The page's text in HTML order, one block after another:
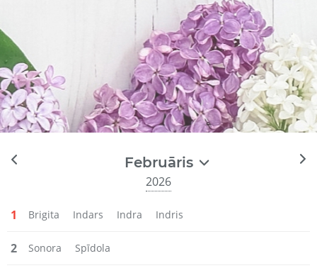
Februāris
2026
1 Brigita Indars Indra Indris
2 Sonora Spīdola